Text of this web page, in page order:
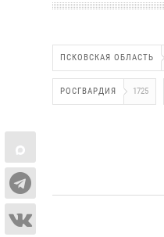
ПСКОВСКАЯ ОБЛАСТЬ
РОСГВАРДИЯ 1725